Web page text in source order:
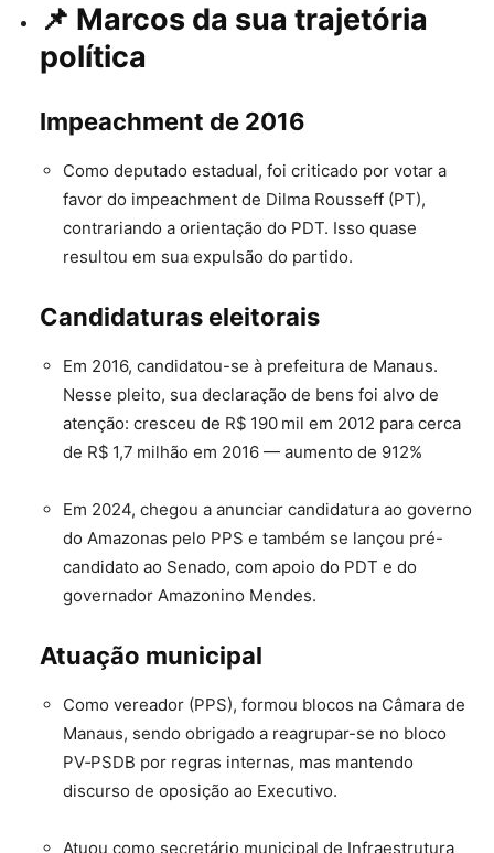
📌 Marcos da sua trajetória
política
Impeachment de 2016
Como deputado estadual, foi criticado por votar a
favor do impeachment de Dilma Rousseff (PT),
contrariando a orientação do PDT. Isso quase
resultou em sua expulsão do partido.
Candidaturas eleitorais
Em 2016, candidatou-se à prefeitura de Manaus.
Nesse pleito, sua declaração de bens foi alvo de
atenção: cresceu de R$ 190 mil em 2012 para cerca
de R$ 1,7 milhão em 2016 — aumento de 912%
Em 2024, chegou a anunciar candidatura ao governo
do Amazonas pelo PPS e também se lançou pré-
candidato ao Senado, com apoio do PDT e do
governador Amazonino Mendes.
Atuação municipal
Como vereador (PPS), formou blocos na Câmara de
Manaus, sendo obrigado a reagrupar-se no bloco
PV‑PSDB por regras internas, mas mantendo
discurso de oposição ao Executivo.
Atuou como secretário municipal de Infraestrutura